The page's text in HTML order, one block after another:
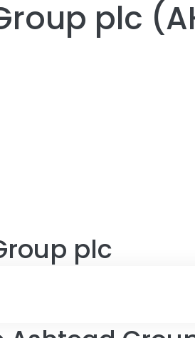
plc
plc